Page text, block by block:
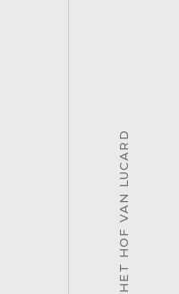
HET HOF VAN LUCARD